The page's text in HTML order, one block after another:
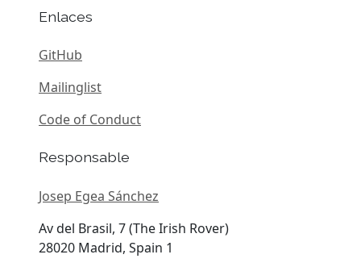
Enlaces
GitHub
Mailinglist
Code of Conduct
Responsable
Josep Egea Sánchez
Av del Brasil, 7 (The Irish Rover)
28020 Madrid, Spain 1